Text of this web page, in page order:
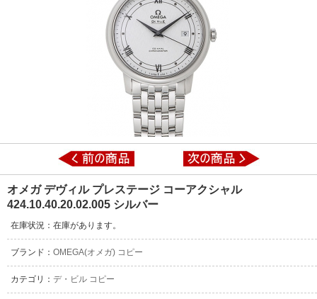
オメガ デヴィル プレステージ コーアクシャル
424.10.40.20.02.005 シルバー
在庫状況：在庫があります。
ブランド： OMEGA(オメガ) コピー
カテゴリ： デ・ビル コピー